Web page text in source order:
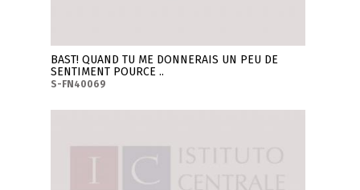
BAST! QUAND TU ME DONNERAIS UN PEU DE
SENTIMENT POURCE ..
S-FN40069